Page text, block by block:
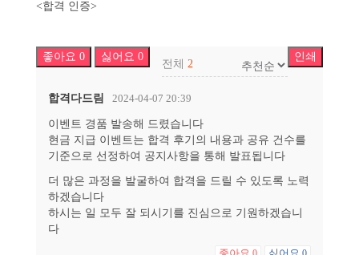
<합격 인증>
좋아요 0 싫어요 0 인쇄
전체 2
합격다드림 2024-04-07 20:39
이벤트 경품 발송해 드렸습니다
현금 지급 이벤트는 합격 후기의 내용과 공유 건수를
기준으로 선정하여 공지사항을 통해 발표됩니다
더 많은 과정을 발굴하여 합격을 드릴 수 있도록 노력
하겠습니다
하시는 일 모두 잘 되시기를 진심으로 기원하겠습니
다
좋아요
싫어요